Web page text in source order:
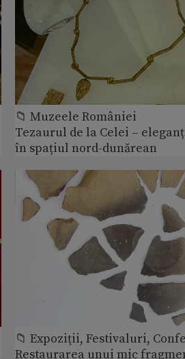
📁 Muzeele României
Tezaurul de la Celei –
în spațiul nord-dunărean
📁 Expoziţii, Festivaluri,
Restaurarea unui mic